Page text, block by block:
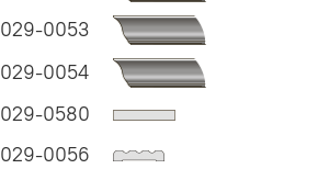
029-0053
029-0054
029-0580
029-0056